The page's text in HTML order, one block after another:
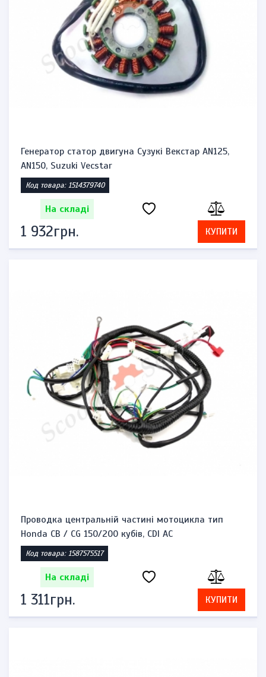
Генератор статор двигуна Сузукі Векстар AN125,
AN150, Suzuki Vecstar
Код товара: 1514379740
На складі
1 932грн. КУПИТИ
Проводка центральній частині мотоцикла тип
Honda CB / CG 150/200 кубів, CDI AC
Код товара: 1587575517
На складі
1 311грн. КУПИТИ